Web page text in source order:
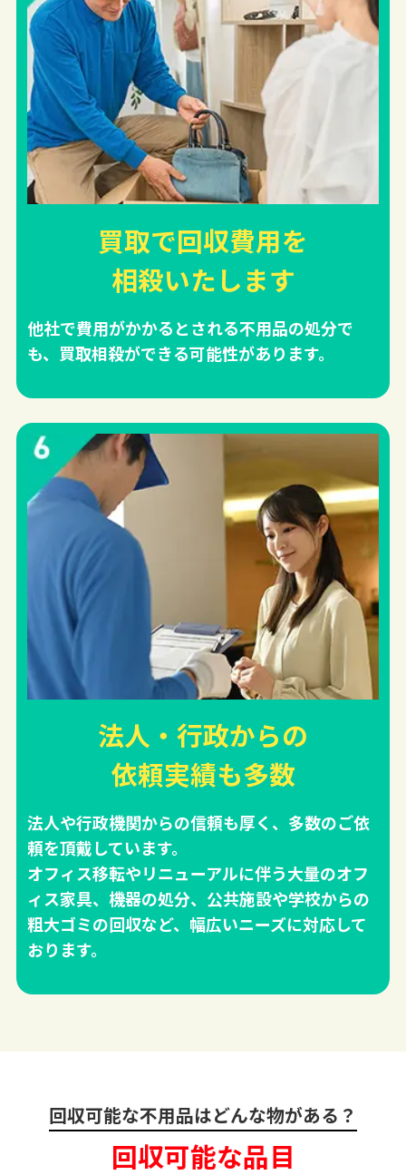
買取で回収費用を
相殺いたします
他社で費用がかかるとされる不用品の処分で
も、買取相殺ができる可能性があります。
法人・行政からの
依頼実績も多数
法人や行政機関からの信頼も厚く、多数のご依
頼を頂戴しています。
オフィス移転やリニューアルに伴う大量のオフ
ィス家具、機器の処分、公共施設や学校からの
粗大ゴミの回収など、幅広いニーズに対応して
おります。
回収可能な不用品はどんな物がある？
回収可能な品目